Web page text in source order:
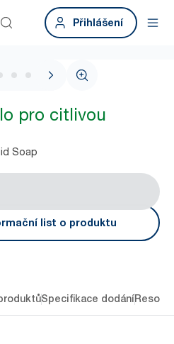
Přihlášení
1 / 6
pro citlivou
Soap
list o produktu
Specifikace dodání